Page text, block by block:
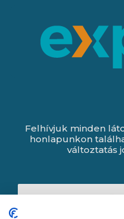
Felhívjuk minden
honlapunkon
változtatás